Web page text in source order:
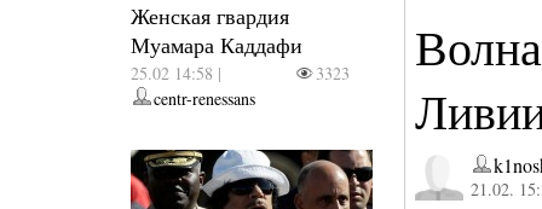
Женская гвардия
Муамара Каддафи
25.02 14:58 |
3323
centr-renessans
21.02.